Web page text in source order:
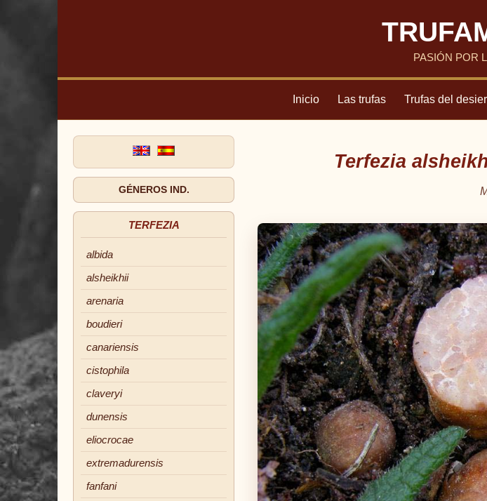
PASIÓN POR
Inicio Las trufas Trufas del
GÉNEROS IND.
TERFEZIA
albida
alsheikhii
arenaria
boudieri
canariensis
cistophila
claveryi
dunensis
eliocrocae
extremadurensis
fanfani
Terfezia